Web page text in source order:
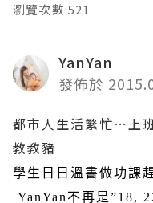
瀏覽次數:521
YanYan
發佈於
都市人生活繁忙…上
教教豬
學生日日溫書做功課
YanYan 不再是”18,